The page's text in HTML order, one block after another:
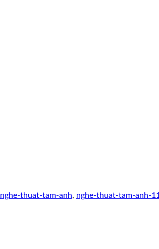
nghe-thuat-tam-anh, nghe-thuat-tam-anh-11